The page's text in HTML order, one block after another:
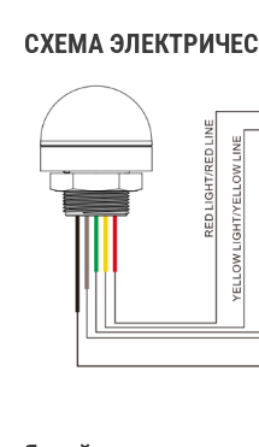
СХЕМА